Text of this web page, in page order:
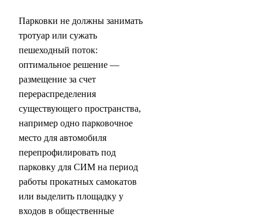
Парковки не должны занимать
тротуар или сужать
пешеходный поток:
оптимальное решение —
размещение за счет
перераспределения
существующего пространства,
например одно парковочное
место для автомобиля
перепрофилировать под
парковку для СИМ на период
работы прокатных самокатов
или выделить площадку у
входов в общественные